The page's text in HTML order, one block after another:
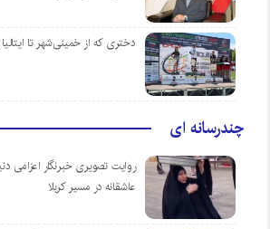
دختری که از خمینی‌شهر تا
چندرسانه ای
روایت تصویری خبرنگار اعزامی
عاشقانه در مسیر کربلا